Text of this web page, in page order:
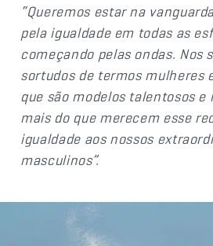
“Queremos estar na
pela igualdade em todas as
começando pelas ondas. Nos
sortudos de termos mulheres
que são modelos talentosos
mais do que merecem esse
igualdade aos nossos
masculinos”.